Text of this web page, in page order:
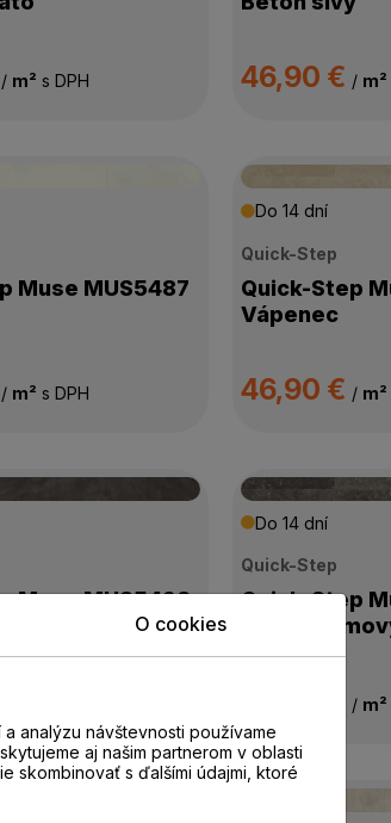
/ m² s DPH 46,90 € / m²
Muse MUS5487
/ m² s DPH
Do 14 dní
Quick-Step
Quick-Step
Vápenec
46,90 € / m²
Muse MUS5493
Do 14 dní
Quick-Step
Quick-Step
Bazalt
/ m²
O cookies
analýzu návštevnosti používame
aj našim partnerom v oblasti
skombinovať s ďalšími údajmi, ktoré